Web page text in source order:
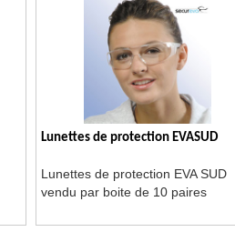
Lunettes de protection EVASUD
Lunettes de protection EVA SUD
vendu par boite de 10 paires